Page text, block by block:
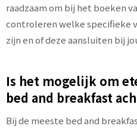
raadzaam om bij het boeken
controleren welke specifieke
zijn en of deze aansluiten bij
Is het mogelijk om
bed and breakfast
Bij de meeste bed and